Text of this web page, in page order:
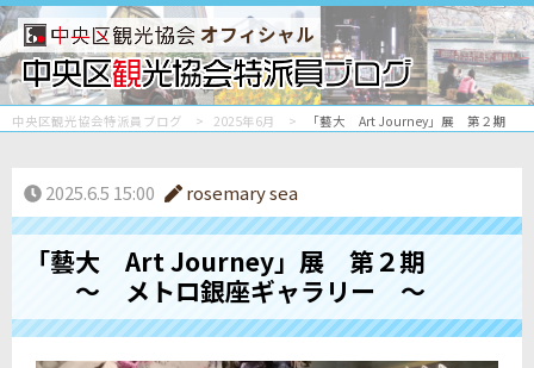
オフィシャル
中央区観光協会特派員ブログ 2025年6月 「藝大 Art Journey」展 第２期
2025.6.5 15:00 rosemary sea
「藝大 Art Journey」展 第２期
～ メトロ銀座ギャラリー ～